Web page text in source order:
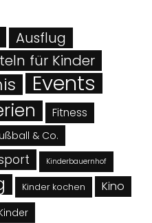
Ausflug
für Kinder
Events
Fitness
& Co.
Kinderbauernhof
Kinder kochen Kino